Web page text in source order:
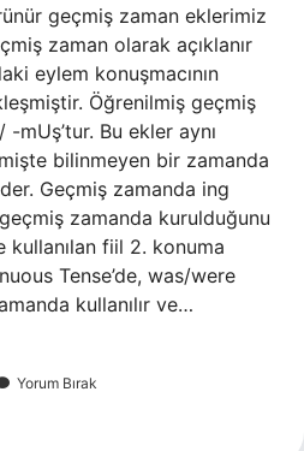
geçmiş zaman eklerimiz
zaman olarak açıklanır
eylem konuşmacının
Öğrenilmiş geçmiş
mUş’tur. Bu ekler aynı
bilinmeyen bir zamanda
Geçmiş zamanda ing
zamanda kurulduğunu
fiil 2. konuma
Tense’de, was/were
kullanılır ve…
Yorum Bırak